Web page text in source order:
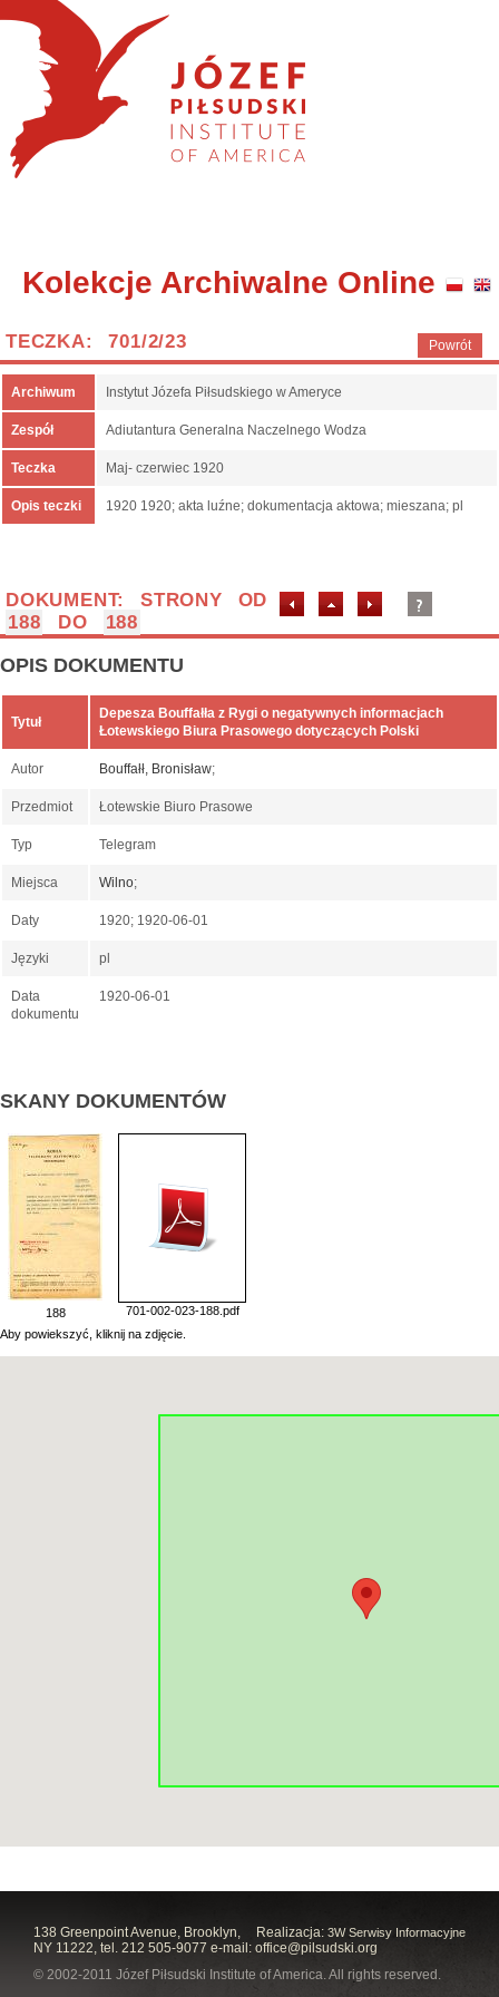
Kolekcje Archiwalne Online
Powrót
TECZKA: 701/2/23
Archiwum Instytut Józefa Piłsudskiego w Ameryce
Zespół Adiutantura Generalna Naczelnego Wodza
Teczka Maj- czerwiec 1920
Opis teczki 1920 1920; akta luźne; dokumentacja aktowa; mieszana; pl
DOKUMENT: STRONY OD
188
DO 188
OPIS DOKUMENTU
Tytuł
Depesza Bouffałła z Rygi o negatywnych informacjach
Łotewskiego Biura Prasowego dotyczących Polski
Autor Bouffałł, Bronisław;
Przedmiot Łotewskie Biuro Prasowe
Typ Telegram
Miejsca Wilno;
Daty 1920; 1920-06-01
Języki pl
Data
dokumentu
1920-06-01
SKANY DOKUMENTÓW
188
701-002-023-188.pdf
Aby powiekszyć, kliknij na zdjęcie.
Realizacja: 3W Serwisy Informacyjne
138 Greenpoint Avenue, Brooklyn,
NY 11222, tel. 212 505-9077 e-mail: office@pilsudski.org
© 2002-2011 Józef Piłsudski Institute of America. All rights reserved.